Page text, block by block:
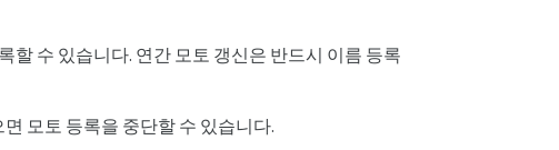
수 있습니다. 연간 모토 갱신은 반드시 이름 등록
모토 등록을 중단할 수 있습니다.